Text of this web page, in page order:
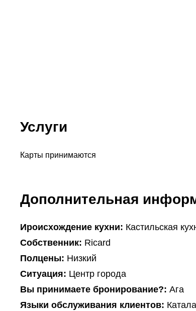
Услуги
Карты принимаются
Дополнительная
Ироисхождение кухни: Кастильская
Собственник: Ricard
Полцены: Низкий
Ситуация: Центр города
Вы принимаете бронирование?: Ага
Языки обслуживания клиентов: